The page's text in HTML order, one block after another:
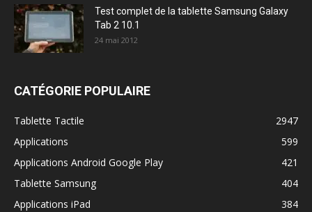
Test complet de la tablette Samsung Galaxy
Tab 2 10.1
24 mai 2012
CATÉGORIE POPULAIRE
Tablette Tactile
2947
Applications
599
Applications Android Google Play
421
Tablette Samsung
404
Applications iPad
384